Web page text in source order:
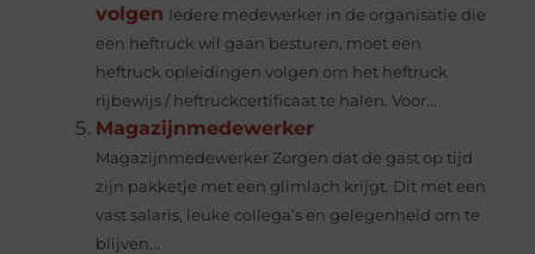
volgen Iedere medewerker in de organisatie die
een heftruck wil gaan besturen, moet een
heftruck opleidingen volgen om het heftruck
rijbewijs / heftruckcertificaat te halen. Voor...
Magazijnmedewerker
Magazijnmedewerker Zorgen dat de gast op tijd
zijn pakketje met een glimlach krijgt. Dit met een
vast salaris, leuke collega’s en gelegenheid om te
blijven...